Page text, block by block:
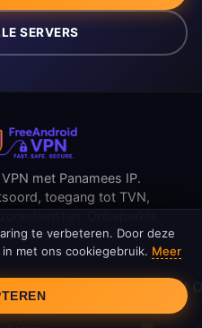
SERVERS
met Panamees IP.
toegang tot TVN,
Neem Contact
te verbeteren. Door deze
met ons cookiegebruik. Meer